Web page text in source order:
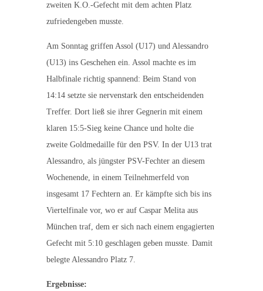
zweiten K.O.-Gefecht mit dem achten Platz
zufriedengeben musste.
Am Sonntag griffen Assol (U17) und Alessandro
(U13) ins Geschehen ein. Assol machte es im
Halbfinale richtig spannend: Beim Stand von
14:14 setzte sie nervenstark den entscheidenden
Treffer. Dort ließ sie ihrer Gegnerin mit einem
klaren 15:5-Sieg keine Chance und holte die
zweite Goldmedaille für den PSV. In der U13 trat
Alessandro, als jüngster PSV-Fechter an diesem
Wochenende, in einem Teilnehmerfeld von
insgesamt 17 Fechtern an. Er kämpfte sich bis ins
Viertelfinale vor, wo er auf Caspar Melita aus
München traf, dem er sich nach einem engagierten
Gefecht mit 5:10 geschlagen geben musste. Damit
belegte Alessandro Platz 7.
Ergebnisse: